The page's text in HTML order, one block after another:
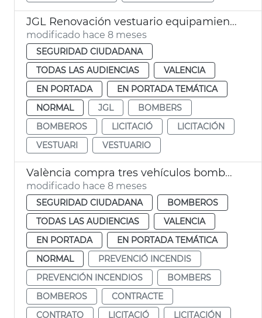
JGL Renovación vestuario equipamiento Bomberos València
modificado hace 8 meses
SEGURIDAD CIUDADANA
TODAS LAS AUDIENCIAS
VALENCIA
EN PORTADA
EN PORTADA TEMÁTICA
NORMAL
JGL
BOMBERS
BOMBEROS
LICITACIÓ
LICITACIÓN
VESTUARI
VESTUARIO
València compra tres vehículos bomberos
modificado hace 8 meses
SEGURIDAD CIUDADANA
BOMBEROS
TODAS LAS AUDIENCIAS
VALENCIA
EN PORTADA
EN PORTADA TEMÁTICA
NORMAL
PREVENCIÓ INCENDIS
PREVENCIÓN INCENDIOS
BOMBERS
BOMBEROS
CONTRACTE
CONTRATO
LICITACIÓ
LICITACIÓN